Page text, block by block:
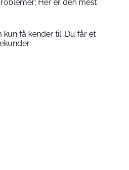
Her er den mest
få kender til: Du får et